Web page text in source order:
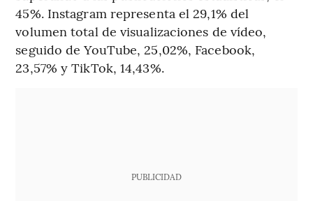
45%. Instagram representa el 29,1% del
volumen total de visualizaciones de vídeo,
seguido de YouTube, 25,02%, Facebook,
23,57% y TikTok, 14,43%.
PUBLICIDAD